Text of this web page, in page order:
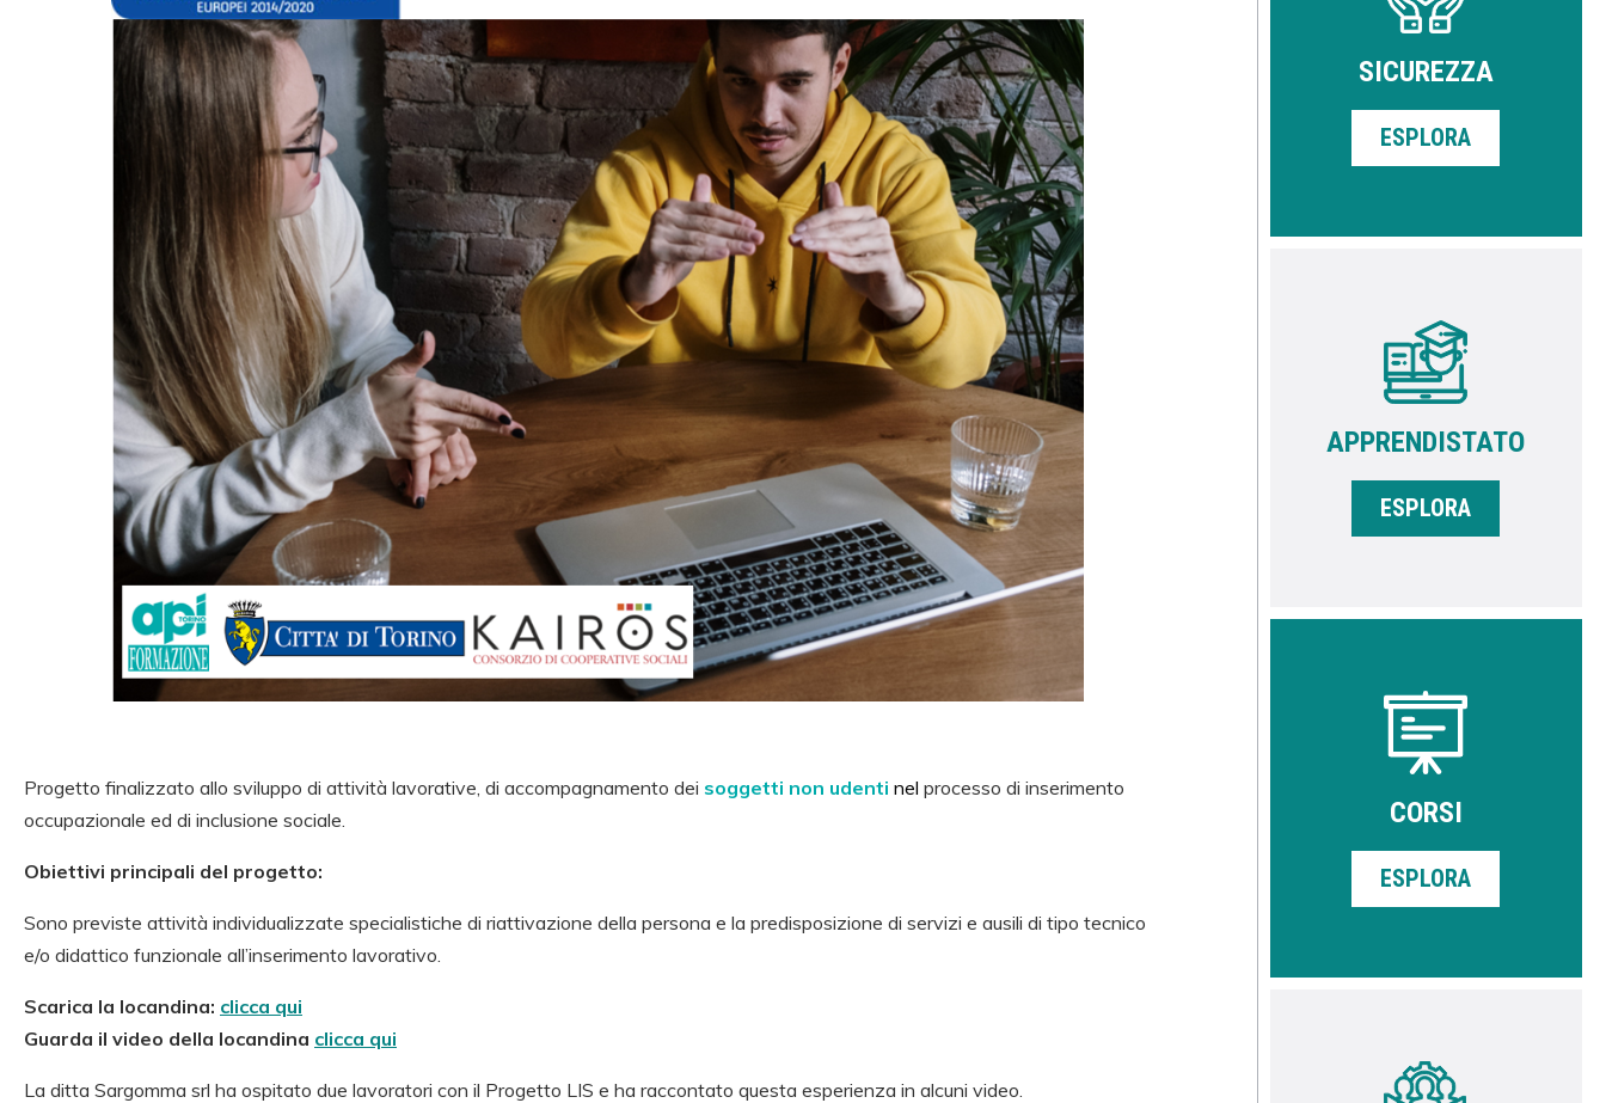
Progetto finalizzato allo sviluppo di attività lavorative, di accompagnamento dei soggetti non udenti nel processo di inserimento
occupazionale ed di inclusione sociale.
Obiettivi principali del progetto:
Sono previste attività individualizzate specialistiche di riattivazione della persona e la predisposizione di servizi e ausili di tipo tecnico
e/o didattico funzionale all’inserimento lavorativo.
Scarica la locandina: clicca qui
Guarda il video della locandina clicca qui
La ditta Sargomma srl ha ospitato due lavoratori con il Progetto LIS e ha raccontato questa esperienza in alcuni video.
SICUREZZA
ESPLORA
APPRENDISTATO
ESPLORA
CORSI
ESPLORA